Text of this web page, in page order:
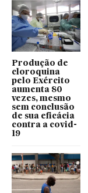
Produção de
cloroquina
pelo Exército
aumenta 80
vezes, mesmo
sem conclusão
de sua eficácia
contra a covid-
19